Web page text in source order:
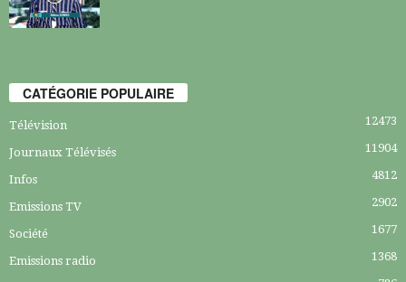
CATÉGORIE POPULAIRE
Télévision 12473
Journaux Télévisés 11904
Infos 4812
Emissions TV 2902
Société 1677
Emissions radio 1368